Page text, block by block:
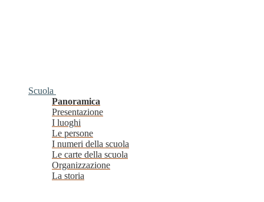
Scuola
Panoramica
Presentazione
I luoghi
Le persone
I numeri della scuola
Le carte della scuola
Organizzazione
La storia